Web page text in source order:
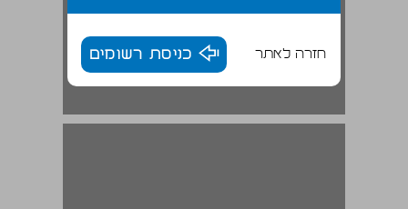
חזרה לאתר כניסת רשומים